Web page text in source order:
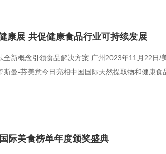
康展 共促健康食品行业可持续发展
全新概念引领食品解决方案 广州2023年11月22日/
斯曼-芬美意今日亮相中国国际天然提取物和健康食
际美食榜单年度颁奖盛典